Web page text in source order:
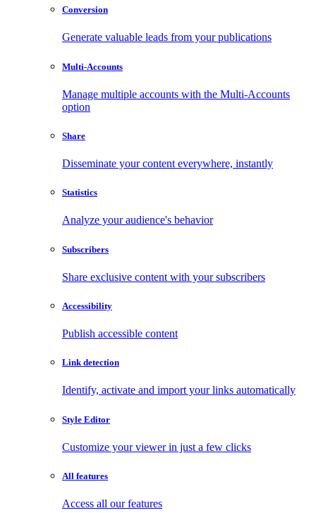
Conversion
Generate valuable leads from your publications
Multi-Accounts
Manage multiple accounts with the Multi-Accounts
option
Share
Disseminate your content everywhere, instantly
Statistics
Analyze your audience's behavior
Subscribers
Share exclusive content with your subscribers
Accessibility
Publish accessible content
Link detection
Identify, activate and import your links automatically
Style Editor
Customize your viewer in just a few clicks
All features
Access all our features